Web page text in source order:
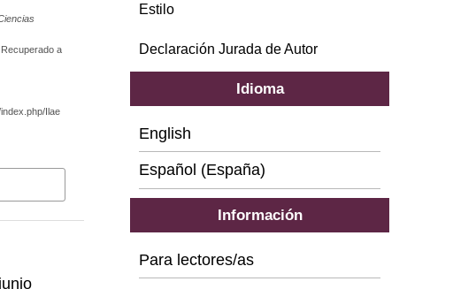
a
Ilae
Estilo
Declaración Jurada de Autor
Idioma
English
Español (España)
Información
Para lectores/as